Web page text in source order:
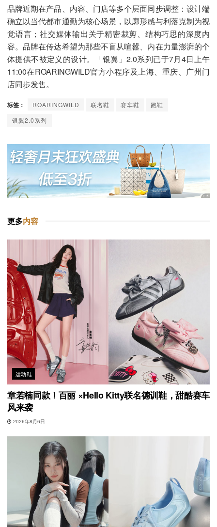
品牌近期在产品、内容、门店等多个层面同步调整：设计端
确立以当代都市通勤为核心场景，以廓形感与利落克制为视
觉语言；社交媒体输出关于精密裁剪、结构巧思的深度内
容。品牌在传达希望为那些不盲从喧嚣、内在力量澎湃的个
体提供不被定义的设计。「银翼」2.0系列已于7月4日上午
11:00在ROARINGWILD官方小程序及上海、重庆、广州门
店同步发售。
标签： ROARINGWILD 联名鞋 赛车鞋
跑鞋
银翼2.0系列
更多内容
运动鞋
章若楠同款！百丽 ×Hello Kitty联名德训鞋，甜酷赛车
风来袭
2026年8月6日